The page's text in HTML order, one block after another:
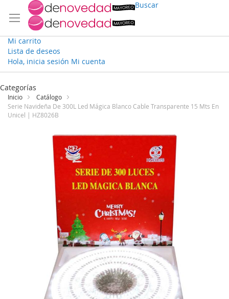
Buscar
Mi carrito
Lista de deseos
Hola, inicia sesión Mi cuenta
Ir
contenido
Categorías
Inicio
Catálogo
Serie Navideña De 300L Led Mágica Blanco Cable Transparente 15 Mts En
Unicel | HZ8026B